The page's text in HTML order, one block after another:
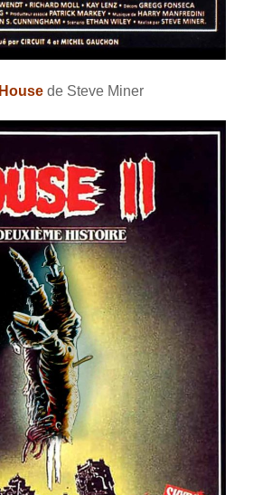
Housede Steve Miner